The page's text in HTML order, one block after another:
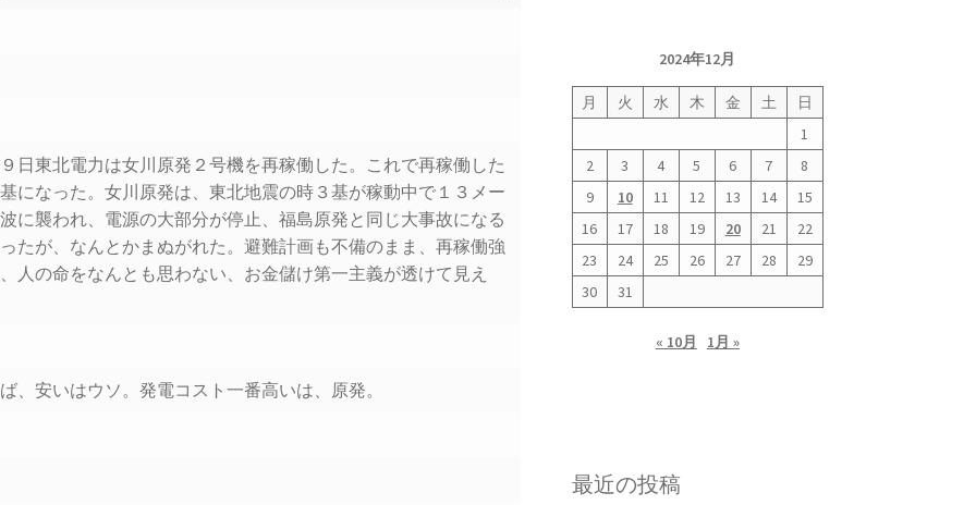
日東北電力は女川原発２号機を再稼働した。これで再稼働した
になった。女川原発は、東北地震の時３基が稼動中で１３メー
波に襲われ、電源の大部分が停止、福島原発と同じ大事故になる
たが、なんとかまぬがれた。避難計画も不備のまま、再稼働強
人の命をなんとも思わない、お金儲け第一主義が透けて見え
、安いはウソ。発電コスト一番高いは、原発。
2024年12月
月 火 水 木 金 土
日
1
2
3 4 5 6 7
8
9
10 11 12 13 14
15
16
17 18 19 20 21
22
23
24 25 26 27 28
29
30
31
« 10月 1月 »
最近の投稿